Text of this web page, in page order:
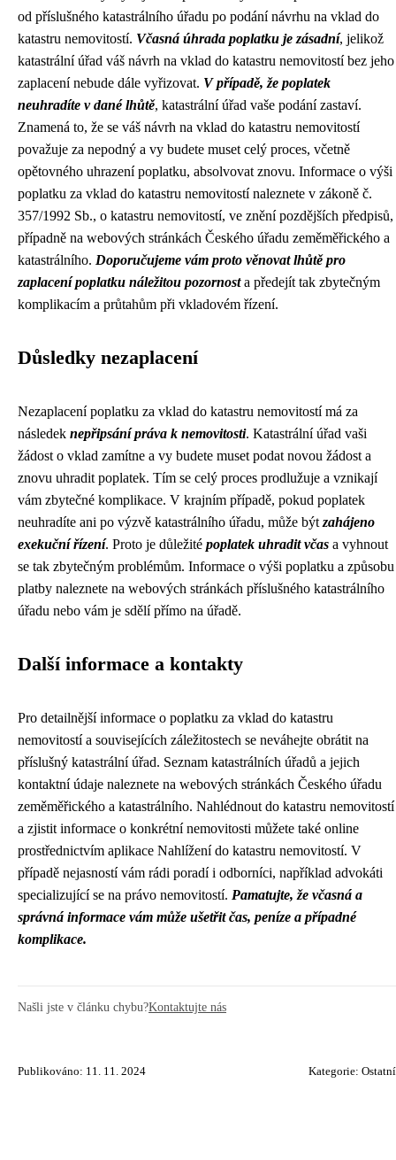
od příslušného katastrálního úřadu po podání návrhu na vklad do
katastru nemovitostí. Včasná úhrada poplatku je zásadní, jelikož
katastrální úřad váš návrh na vklad do katastru nemovitostí bez jeho
zaplacení nebude dále vyřizovat. V případě, že poplatek
neuhradíte v dané lhůtě, katastrální úřad vaše podání zastaví.
Znamená to, že se váš návrh na vklad do katastru nemovitostí
považuje za nepodný a vy budete muset celý proces, včetně
opětovného uhrazení poplatku, absolvovat znovu. Informace o výši
poplatku za vklad do katastru nemovitostí naleznete v zákoně č.
357/1992 Sb., o katastru nemovitostí, ve znění pozdějších předpisů,
případně na webových stránkách Českého úřadu zeměměřického a
katastrálního. Doporučujeme vám proto věnovat lhůtě pro
zaplacení poplatku náležitou pozornosta předejít tak zbytečným
komplikacím a průtahům při vkladovém řízení.
Důsledky nezaplacení
Nezaplacení poplatku za vklad do katastru nemovitostí má za
následek nepřipsání práva k nemovitosti. Katastrální úřad vaši
žádost o vklad zamítne a vy budete muset podat novou žádost a
znovu uhradit poplatek. Tím se celý proces prodlužuje a vznikají
vám zbytečné komplikace. V krajním případě, pokud poplatek
neuhradíte ani po výzvě katastrálního úřadu, může být zahájeno
exekuční řízení. Proto je důležité poplatek uhradit včas a vyhnout
se tak zbytečným problémům. Informace o výši poplatku a způsobu
platby naleznete na webových stránkách příslušného katastrálního
úřadu nebo vám je sdělí přímo na úřadě.
Další informace a kontakty
Pro detailnější informace o poplatku za vklad do katastru
nemovitostí a souvisejících záležitostech se neváhejte obrátit na
příslušný katastrální úřad. Seznam katastrálních úřadů a jejich
kontaktní údaje naleznete na webových stránkách Českého úřadu
zeměměřického a katastrálního. Nahlédnout do katastru nemovitostí
a zjistit informace o konkrétní nemovitosti můžete také online
prostřednictvím aplikace Nahlížení do katastru nemovitostí. V
případě nejasností vám rádi poradí i odborníci, například advokáti
specializující se na právo nemovitostí. Pamatujte, že včasná a
správná informace vám může ušetřit čas, peníze a případné
komplikace.
Našli jste v článku chybu?Kontaktujte nás
Publikováno: 11. 11. 2024 Kategorie: Ostatní